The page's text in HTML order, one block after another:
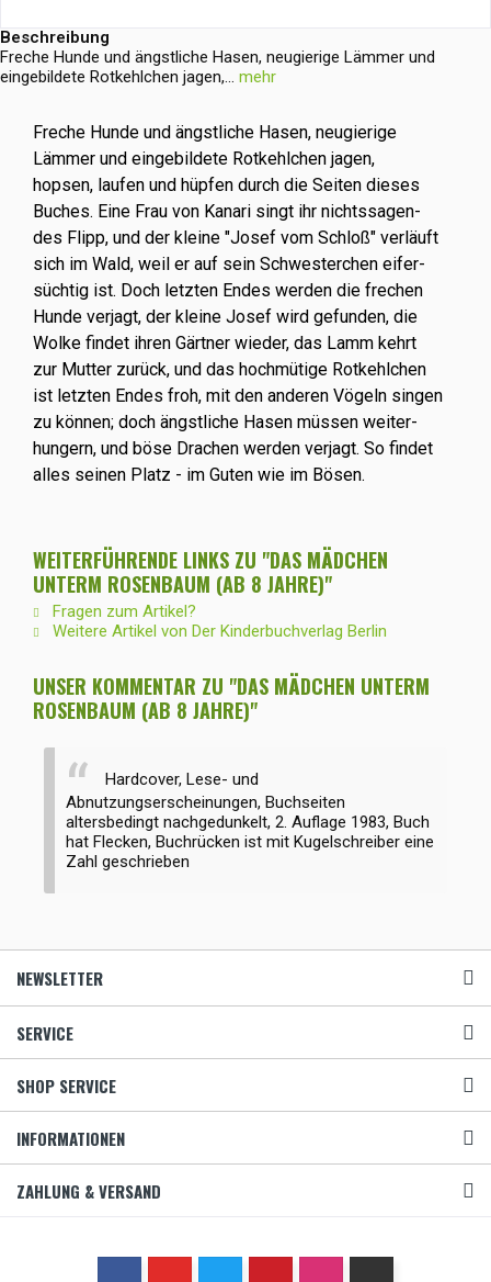
Beschreibung
Freche Hunde und ängstliche Hasen, neugierige Lämmer und
eingebildete Rotkehlchen jagen,... mehr
Freche Hunde und ängstliche Hasen, neugierige
Lämmer und eingebildete Rotkehlchen jagen,
hopsen, laufen und hüpfen durch die Seiten dieses
Buches. Eine Frau von Kanari singt ihr nichtssagen-
des Flipp, und der kleine "Josef vom Schloß" verläuft
sich im Wald, weil er auf sein Schwesterchen eifer-
süchtig ist. Doch letzten Endes werden die frechen
Hunde verjagt, der kleine Josef wird gefunden, die
Wolke findet ihren Gärtner wieder, das Lamm kehrt
zur Mutter zurück, und das hochmütige Rotkehlchen
ist letzten Endes froh, mit den anderen Vögeln singen
zu können; doch ängstliche Hasen müssen weiter-
hungern, und böse Drachen werden verjagt. So findet
alles seinen Platz - im Guten wie im Bösen.
WEITERFÜHRENDE LINKS ZU "DAS MÄDCHEN
UNTERM ROSENBAUM (AB 8 JAHRE)"
Fragen zum Artikel?
Weitere Artikel von Der Kinderbuchverlag Berlin
UNSER KOMMENTAR ZU "DAS MÄDCHEN UNTERM
ROSENBAUM (AB 8 JAHRE)"
Hardcover, Lese- und
Abnutzungserscheinungen, Buchseiten
altersbedingt nachgedunkelt, 2. Auflage 1983, Buch
hat Flecken, Buchrücken ist mit Kugelschreiber eine
Zahl geschrieben
NEWSLETTER
SERVICE
SHOP SERVICE
INFORMATIONEN
ZAHLUNG & VERSAND